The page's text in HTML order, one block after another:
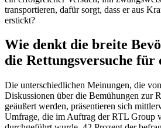
transportieren, dafür sorgt, dass er aus
erstickt?
Wie denkt die breite
die Rettungsversuche für
Die unterschiedlichen Meinungen, die
Diskussionen über die Bemühungen zur
geäußert werden, präsentieren sich
Umfrage, die im Auftrag der RTL Group